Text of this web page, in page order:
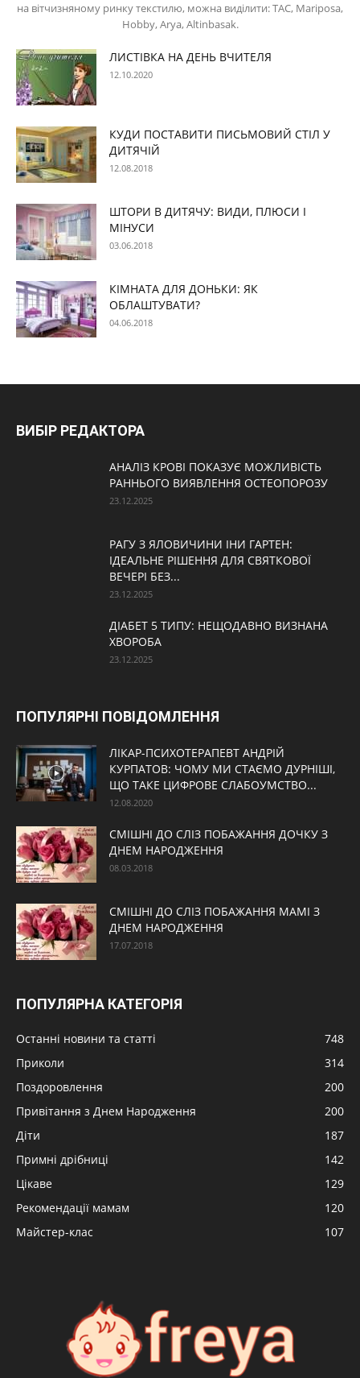
на вітчизняному ринку текстилю, можна виділити: TAC, Mariposa,
Hobby, Arya, Altinbasak.
ЛИСТІВКА НА ДЕНЬ ВЧИТЕЛЯ
12.10.2020
КУДИ ПОСТАВИТИ ПИСЬМОВИЙ СТІЛ У
ДИТЯЧІЙ
12.08.2018
ШТОРИ В ДИТЯЧУ: ВИДИ, ПЛЮСИ І
МІНУСИ
03.06.2018
КІМНАТА ДЛЯ ДОНЬКИ: ЯК
ОБЛАШТУВАТИ?
04.06.2018
ВИБІР РЕДАКТОРА
АНАЛІЗ КРОВІ ПОКАЗУЄ МОЖЛИВІСТЬ
РАННЬОГО ВИЯВЛЕННЯ ОСТЕОПОРОЗУ
23.12.2025
РАГУ З ЯЛОВИЧИНИ ІНИ ГАРТЕН:
ІДЕАЛЬНЕ РІШЕННЯ ДЛЯ СВЯТКОВОЇ
ВЕЧЕРІ БЕЗ...
23.12.2025
ДІАБЕТ 5 ТИПУ: НЕЩОДАВНО ВИЗНАНА
ХВОРОБА
23.12.2025
ПОПУЛЯРНІ ПОВІДОМЛЕННЯ
ЛІКАР-ПСИХОТЕРАПЕВТ АНДРІЙ
КУРПАТОВ: ЧОМУ МИ СТАЄМО ДУРНІШІ,
ЩО ТАКЕ ЦИФРОВЕ СЛАБОУМСТВО...
12.08.2020
СМІШНІ ДО СЛІЗ ПОБАЖАННЯ ДОЧКУ З
ДНЕМ НАРОДЖЕННЯ
08.03.2018
СМІШНІ ДО СЛІЗ ПОБАЖАННЯ МАМІ З
ДНЕМ НАРОДЖЕННЯ
17.07.2018
ПОПУЛЯРНА КАТЕГОРІЯ
Останні новини та статті
748
Приколи
314
Поздоровлення
200
Привітання з Днем Народження
200
Діти
187
Примні дрібниці
142
Цікаве
129
Рекомендації мамам
120
Майстер-клас
107